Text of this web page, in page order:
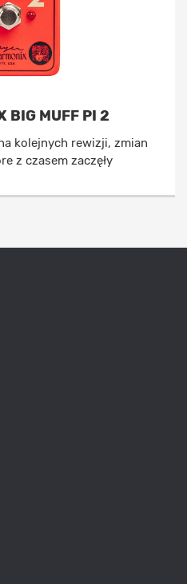
BIG MUFF PI 2
kolejnych rewizji, zmian
z czasem zaczęły